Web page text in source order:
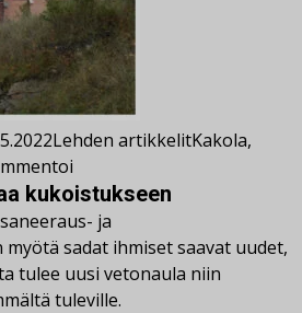
Lehden artikkelitKakola,
kukoistukseen
ja
sadat ihmiset saavat uudet,
tulee uusi vetonaula niin
tuleville.